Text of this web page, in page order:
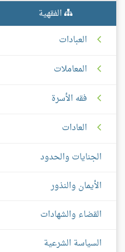
الفقهية
العبادات
المعاملات
فقه الأسرة
العادات
الجنايات والحدود
الأيمان والنذور
القضاء والشهادات
السياسة الشرعية